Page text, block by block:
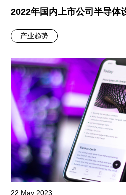
2022年国内上市公司半导体
产业趋势
22 May 2023